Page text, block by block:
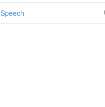
Speech